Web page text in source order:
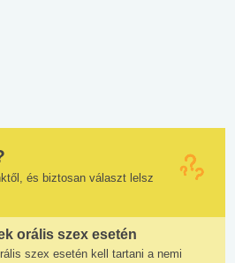
és biztosan választ lelsz
orális szex esetén
szex esetén kell tartani a nemi